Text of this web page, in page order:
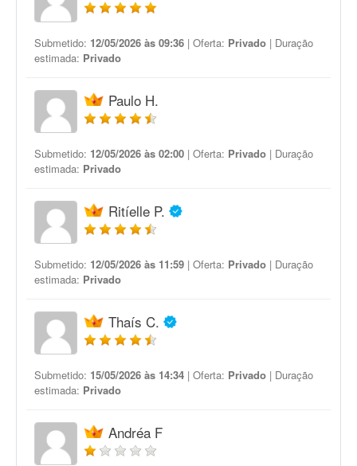
Submetido: 12/05/2026 às 09:36 | Oferta: Privado | Duração
estimada: Privado
Paulo H.
Submetido: 12/05/2026 às 02:00 | Oferta: Privado | Duração
estimada: Privado
Ritíelle P.
Submetido: 12/05/2026 às 11:59 | Oferta: Privado | Duração
estimada: Privado
Thaís C.
Submetido: 15/05/2026 às 14:34 | Oferta: Privado | Duração
estimada: Privado
Andréa F